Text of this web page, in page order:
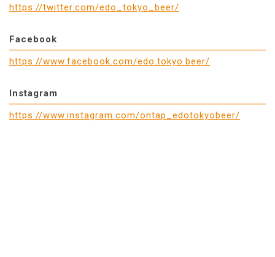
https://twitter.com/edo_tokyo_beer/
Facebook
https://www.facebook.com/edo.tokyo.beer/
Instagram
https://www.instagram.com/ontap_edotokyobeer/